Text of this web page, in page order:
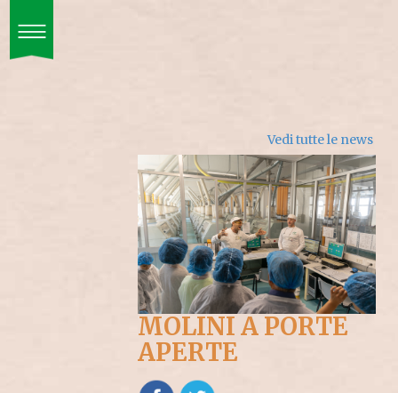
Toggle
navigation
Ercole Punto Zero
Materie
Azienda
Contatti
ENG CONTATTI
Vedi tutte le news
MOLINI A PORTE
APERTE